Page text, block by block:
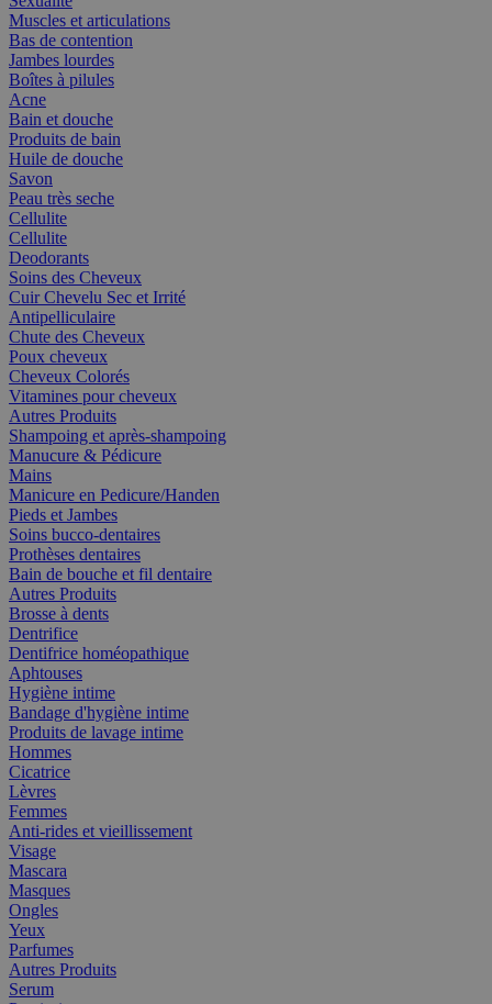
Muscles et articulations
Bas de contention
Jambes lourdes
Boîtes à pilules
Acne
Bain et douche
Produits de bain
Huile de douche
Savon
Peau très seche
Cellulite
Cellulite
Deodorants
Soins des Cheveux
Cuir Chevelu Sec et Irrité
Antipelliculaire
Chute des Cheveux
Poux cheveux
Cheveux Colorés
Vitamines pour cheveux
Autres Produits
Shampoing et après-shampoing
Manucure & Pédicure
Mains
Manicure en Pedicure/Handen
Pieds et Jambes
Soins bucco-dentaires
Prothèses dentaires
Bain de bouche et fil dentaire
Autres Produits
Brosse à dents
Dentrifice
Dentifrice homéopathique
Aphtouses
Hygiène intime
Bandage d'hygiène intime
Produits de lavage intime
Hommes
Cicatrice
Lèvres
Femmes
Anti-rides et vieillissement
Visage
Mascara
Masques
Ongles
Yeux
Parfumes
Autres Produits
Serum